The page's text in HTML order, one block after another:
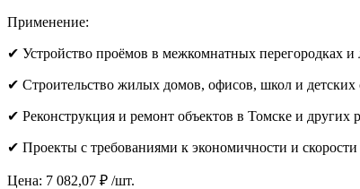
Применение:
✔ Устройство проёмов в межкомнатных перегородках и
✔ Строительство жилых домов, офисов, школ и детских
✔ Реконструкция и ремонт объектов в Томске и других
✔ Проекты с требованиями к экономичности и скорости
Цена: 7 082,07 ₽ /шт.